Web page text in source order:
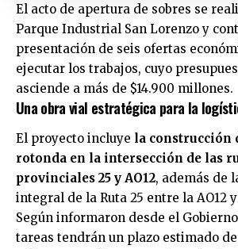
El acto de apertura de sobres se
Parque Industrial San Lorenzo y
presentación de seis ofertas
ejecutar los trabajos, cuyo
asciende a más de $14.900 millones.
Una obra vial estratégica para la
El proyecto incluye la construcción
rotonda en la intersección de las
provinciales 25 y AO12, además de
integral de la Ruta 25 entre la AO12 y
Según informaron desde el
tareas tendrán un plazo estimado